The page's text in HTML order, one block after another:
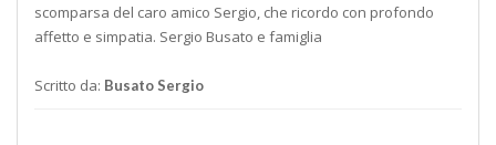
scomparsa del caro amico Sergio, che ricordo con profondo
affetto e simpatia. Sergio Busato e famiglia
Scritto da: Busato Sergio